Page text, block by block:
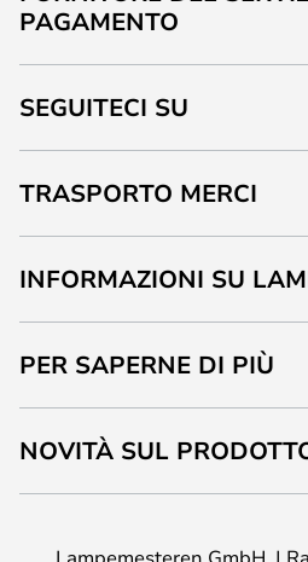
PAGAMENTO
SEGUITECI SU
TRASPORTO MERCI
INFORMAZIONI SU
PER SAPERNE DI PIÙ
NOVITÀ SUL
Lampemesteren GmbH